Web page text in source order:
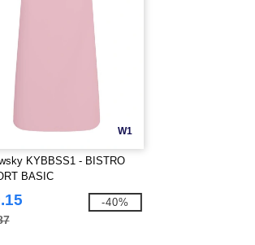
W1
KYBBSS1 - BISTRO
BASIC
-40%